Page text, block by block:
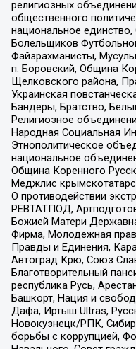
религиозных
общественного
национальное
Болельщиков
Файзрахманисты,
п. Боровский, Община
Щелковского района,
Украинская
Бандеры, Братство,
Религиозное
Народная Социальная
Этнополитическое
национальное
Община Коренного
Меджлис
О противодействии
РЕВТАТПОД,
Божией Матери
Фирма, Молодежная
Правды и Единения,
Автоград Крю, Союз
Благотворительный
республика Русь,
Башкорт, Нация и
Дафа, Иртыш Ultras,
Новокузнецк/РПК,
борьбы с коррупцией,